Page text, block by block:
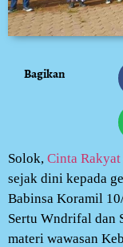
Bagikan
Solok, Cinta Rakyat
sejak dini kepada
Babinsa Koramil
Sertu Wndrifal dan
materi wawasan